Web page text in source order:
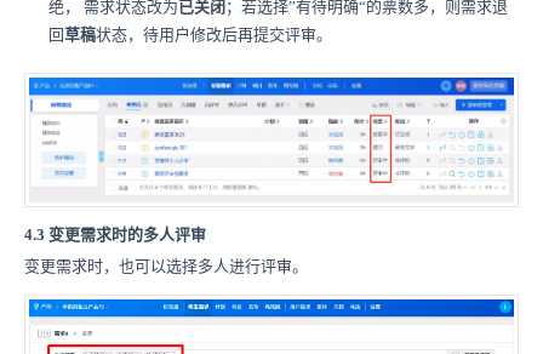
绝， 需求状态改为已关闭 ；若选择”有待明确“的票数多，则需求退
回草稿状态，待用户修改后再提交评审。
4.3 变更需求时的多人评审
变更需求时，也可以选择多人进行评审。